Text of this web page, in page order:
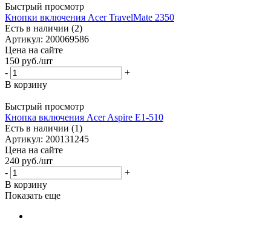
Быстрый просмотр
Кнопки включения Acer TravelMate 2350
Есть в наличии (2)
Артикул: 200069586
Цена на сайте
150 руб./шт
-
+
В корзину
Быстрый просмотр
Кнопка включения Acer Aspire E1-510
Есть в наличии (1)
Артикул: 200131245
Цена на сайте
240 руб./шт
-
+
В корзину
Показать еще